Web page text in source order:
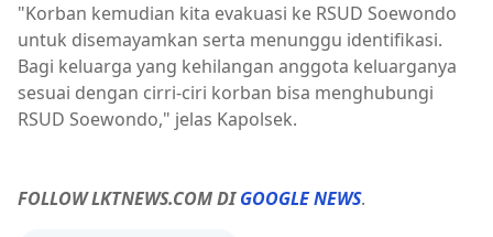
"Korban kemudian kita evakuasi ke RSUD Soewondo
untuk disemayamkan serta menunggu identifikasi.
Bagi keluarga yang kehilangan anggota keluarganya
sesuai dengan cirri-ciri korban bisa menghubungi
RSUD Soewondo," jelas Kapolsek.
FOLLOW LKTNEWS.COM DIGOOGLE NEWS.